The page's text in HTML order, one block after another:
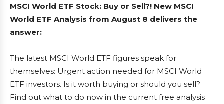
MSCI World ETF Stock: Buy or Sell?! New MSCI
World ETF Analysis from August 8 delivers the
answer:
The latest MSCI World ETF figures speak for
themselves: Urgent action needed for MSCI World
ETF investors. Is it worth buying or should you sell?
Find out what to do now in the current free analysis